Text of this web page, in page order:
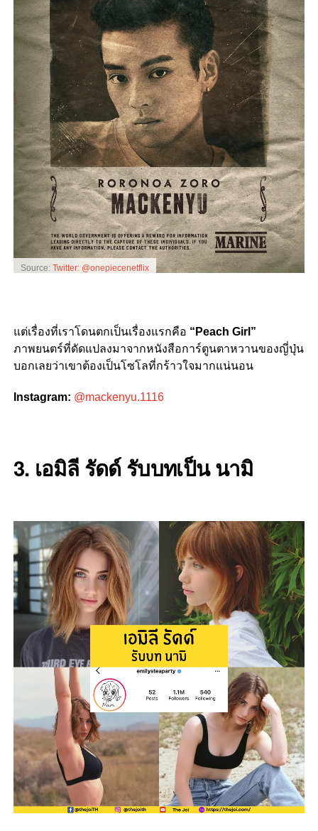
Source: Twitter: @onepiecenetflix
แต่เรื่องที่เราโดนตกเป็นเรื่องแรกคือ “ Peach Girl”
ภาพยนตร์ที่ดัดแปลงมาจากหนังสือการ์ตูนตาหวานของญี่ปุ่น
บอกเลยว่าเขาต้องเป็นโซโลที่กร้าวใจมากแน่นอน
Instagram: @mackenyu.1116
3. เอมิลี รัดด์ รับบทเป็น นามิ